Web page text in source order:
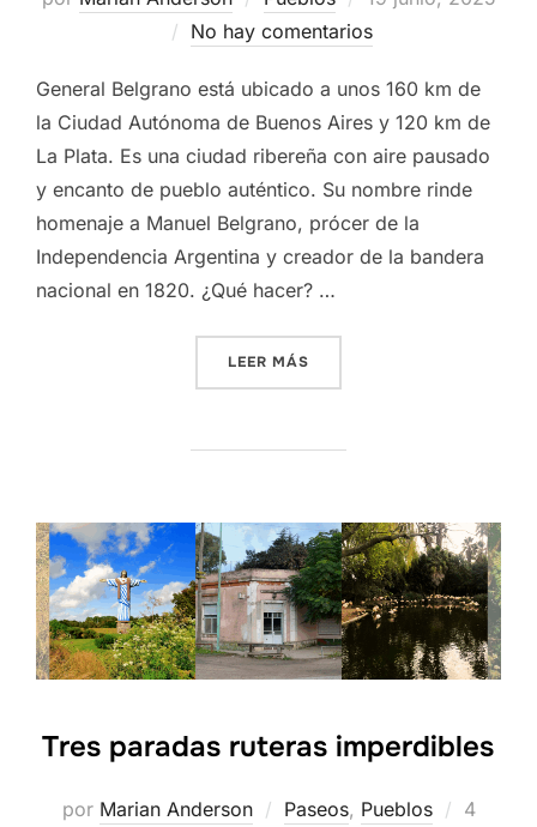
el
No hay comentarios
General Belgrano está ubicado a unos 160 km de
la Ciudad Autónoma de Buenos Aires y 120 km de
La Plata. Es una ciudad ribereña con aire pausado
y encanto de pueblo auténtico. Su nombre rinde
homenaje a Manuel Belgrano, prócer de la
Independencia Argentina y creador de la bandera
nacional en 1820. ¿Qué hacer? …
LEER MÁS
Tres paradas ruteras imperdibles
por Marian Anderson Paseos, Pueblos
4